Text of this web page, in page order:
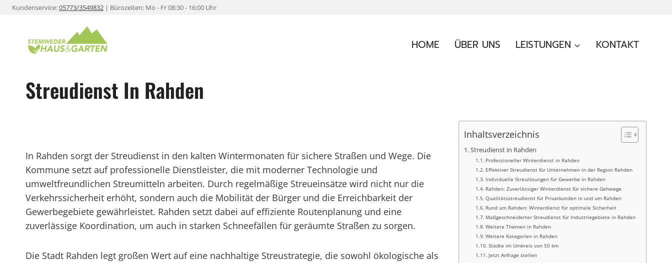
ZumKundenservice:05773/3549832 | Bürozeiten: Mo - Fr 08:30 - 16:00 Uhr
HOME ÜBER UNS LEISTUNGEN KONTAKT
Streudienst In Rahden
Inhaltsverzeichnis
Streudienst in Rahden
Professioneller Winterdienst in Rahden
Effektiver Streudienst für Unternehmen in der Region Rahden
Individuelle Streulösungen für Gewerbe in Rahden
Rahden: Zuverlässiger Winterdienst für sichere Gehwege
Qualitätsstreudienst für Privatkunden in und um Rahden
Rund um Rahden: Winterdienst für optimale Sicherheit
Maßgeschneiderter Streudienst für Industriegebiete in Rahden
Weitere Themen in Rahden
Weitere Kategorien in Rahden
Städte im Umkreis von 50 km
Jetzt Anfrage stellen
In Rahden sorgt der Streudienst in den kalten Wintermonaten für sichere Straßen und Wege. Die
Kommune setzt auf professionelle Dienstleister, die mit moderner Technologie und
umweltfreundlichen Streumitteln arbeiten. Durch regelmäßige Streueinsätze wird nicht nur die
Verkehrssicherheit erhöht, sondern auch die Mobilität der Bürger und die Erreichbarkeit der
Gewerbegebiete gewährleistet. Rahden setzt dabei auf effiziente Routenplanung und eine
zuverlässige Koordination, um auch in starken Schneefällen für geräumte Straßen zu sorgen.
Die Stadt Rahden legt großen Wert auf eine nachhaltige Streustrategie, die sowohl ökologische als